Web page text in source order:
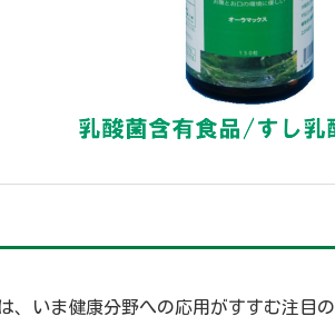
、いま健康分野への応用がすすむ注目の